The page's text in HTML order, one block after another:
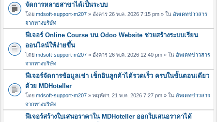
จัดการหลายสาขาได้เป็นระบบ
โดย mdsoft-support-m207 » อังคาร 26 พ.ค. 2026 7:15 pm » ใน อัพเดทข่าวสาร
จากทางบริษัท
ฟีเจอร์ Online Course บน Odoo Website ช่วยสร้างระบบเรียน
ออนไลน์ให้ง่ายขึ้น
โดย mdsoft-support-m207 » อังคาร 26 พ.ค. 2026 12:40 pm » ใน อัพเดทข่าวสาร
จากทางบริษัท
ฟีเจอร์จัดการข้อมูลเช่า เช็กอินลูกค้าได้รวดเร็ว ครบในขั้นตอนเดียว
ด้วย MDHoteller
โดย mdsoft-support-m207 » พฤหัสฯ. 21 พ.ค. 2026 7:27 pm » ใน อัพเดทข่าวสาร
จากทางบริษัท
ฟีเจอร์สร้างใบเสนอราคาใน MDHoteller ออกใบเสนอราคาได้